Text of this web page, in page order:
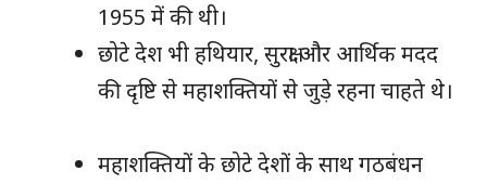
1955 में की थी।
छोटे देश भी हथियार, सुरक्षा और आर्थिक मदद
की दृष्टि से महाशक्तियों से जुड़े रहना चाहते थे।
महाशक्तियों के छोटे देशों के साथ गठबंधन